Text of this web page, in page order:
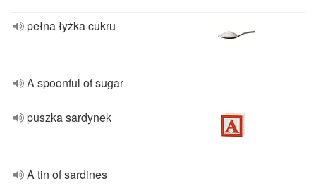
pełna łyżka cukru
A spoonful of sugar
puszka sardynek
A tin of sardines